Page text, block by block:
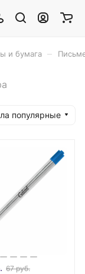
и бумага
популярные
67 руб.